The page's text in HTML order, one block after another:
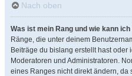
Nach oben
Was ist mein Rang und wie kann
Ränge, die unter deinem
Beiträge du bislang erstellt hast
Moderatoren und Administratoren.
eines Ranges nicht direkt ändern, da